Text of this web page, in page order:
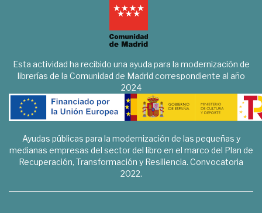
Esta actividad ha recibido una ayuda para la modernización de
librerías de la Comunidad de Madrid correspondiente al año
2024
Ayudas públicas para la modernización de las pequeñas y
medianas empresas del sector del libro en el marco del Plan de
Recuperación, Transformación y Resiliencia. Convocatoria
2022.